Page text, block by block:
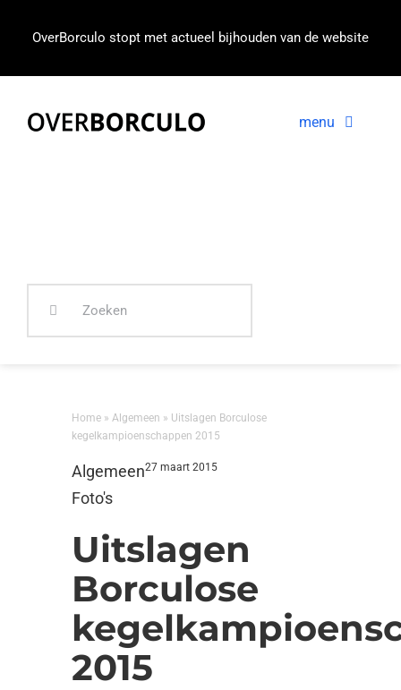
OverBorculo stopt met actueel bijhouden van de website
menu
In beeld
Home »Algemeen » Uitslagen Borculose
kegelkampioenschappen 2015
Algemeen
Foto's
27 maart 2015
Uitslagen
Borculose
2015